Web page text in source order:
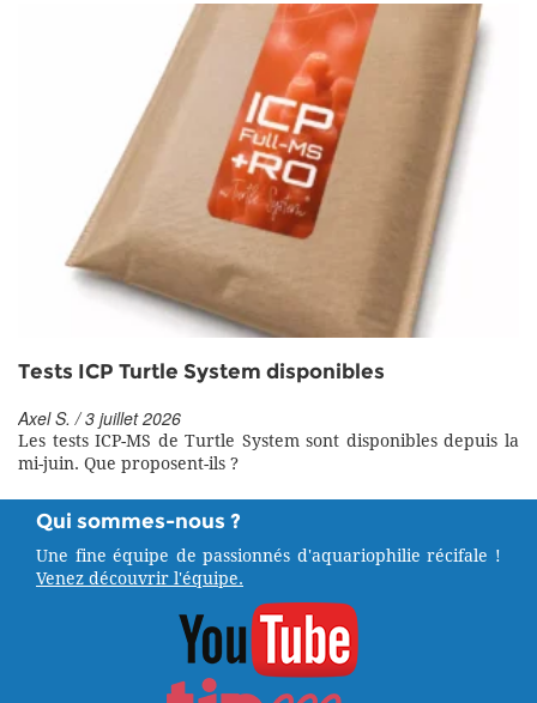
Tests ICP Turtle System disponibles
Axel S. / 3 juillet 2026
Les tests ICP-MS de Turtle System sont disponibles depuis la
mi-juin. Que proposent-ils ?
Qui sommes-nous ?
Une fine équipe de passionnés d'aquariophilie récifale !
Venez découvrir l'équipe.